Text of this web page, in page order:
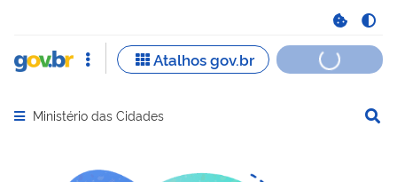
Abrir menu principal de navegação
Ministério das Cidades